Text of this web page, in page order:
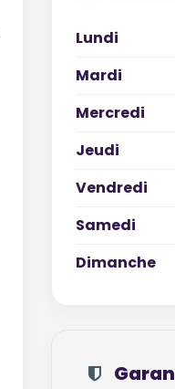
Lundi
Mardi
Mercredi
Jeudi
Vendredi
Samedi
Dimanche